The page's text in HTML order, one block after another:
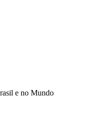
e no Mundo